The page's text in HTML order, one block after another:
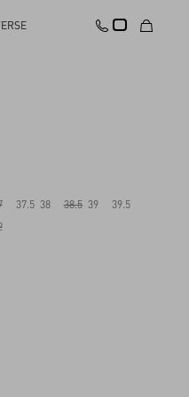
스킨 슬라이드 웨지
37.5 38 38.5 39
39.5